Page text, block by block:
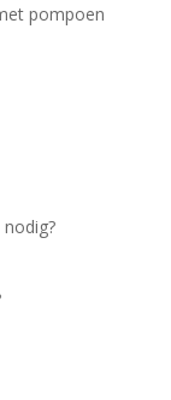
pompoen